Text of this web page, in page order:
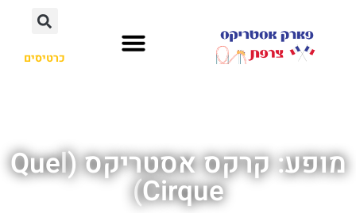
כרטיסים
מופע: קרקס אסטריקס (Quel
Cirque)